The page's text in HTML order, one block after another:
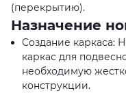
(перекрытию).
Назначение
Создание каркаса:
каркас для
необходимую
конструкции.